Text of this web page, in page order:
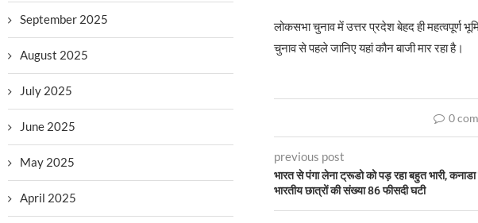
लोकसभा चुनाव में उत्तर प्रदेश बेहद ही महत्वपूर्ण
चुनाव से पहले जानिए यहां कौन बाजी मार रहा है।
0
previous post
भारत से पंगा लेना ट्रूडो को पड़ रहा बहुत भारी, कनाडा
भारतीय छात्रों की संख्या 86 फीसदी घटी
September 2025
August 2025
July 2025
June 2025
May 2025
April 2025